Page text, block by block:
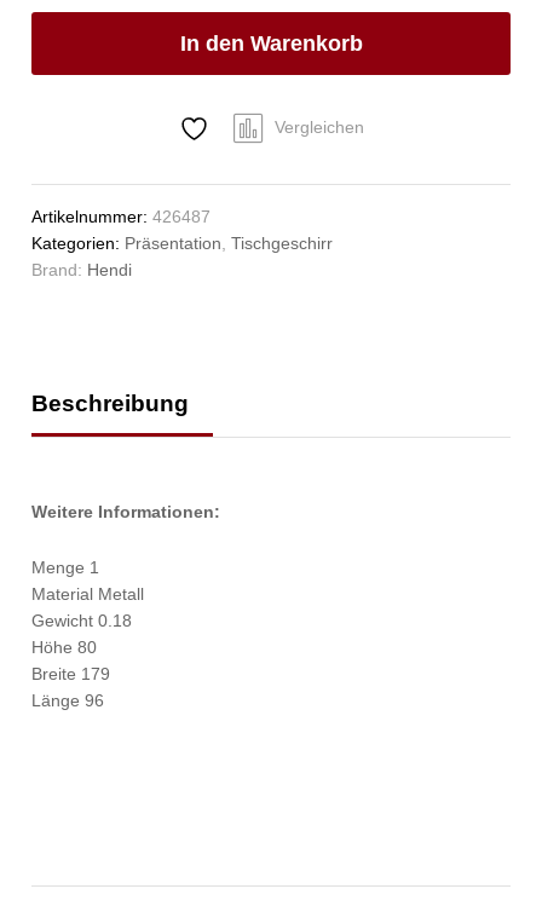
HENDI,
Anzahl
In den Warenkorb
Vergleichen
Artikelnummer:426487
Kategorien: Präsentation ,Tischgeschirr
Brand: Hendi
Beschreibung
Weitere Informationen:
Menge 1
Material Metall
Gewicht 0.18
Höhe 80
Breite 179
Länge 96